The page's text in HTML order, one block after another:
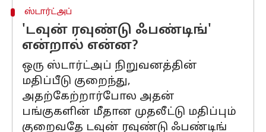
ஸ்டார்ட்அப்
'டவுன் ரவுண்டு ஃபண்டிங்'
என்றால் என்ன?
ஒரு ஸ்டார்ட்அப் நிறுவனத்தின்
மதிப்பீடு குறைந்து,
அதற்கேற்றார்போல அதன்
பங்குகளின் மீதான முதலீட்டு மதிப்பும்
குறைவதே டவுன் ரவுண்டு ஃபண்டிங்